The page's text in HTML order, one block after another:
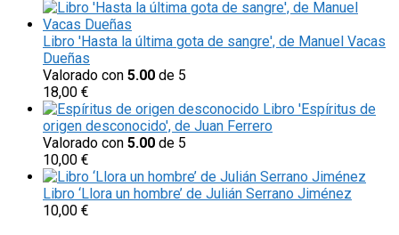
Libro 'Hasta la última gota de sangre', de Manuel Vacas
Dueñas
Valorado con 5.00 de 5
18,00 €
Libro 'Espíritus de
origen desconocido', de Juan Ferrero
Valorado con 5.00 de 5
10,00 €
Libro ‘Llora un hombre’ de Julián Serrano Jiménez
10,00 €